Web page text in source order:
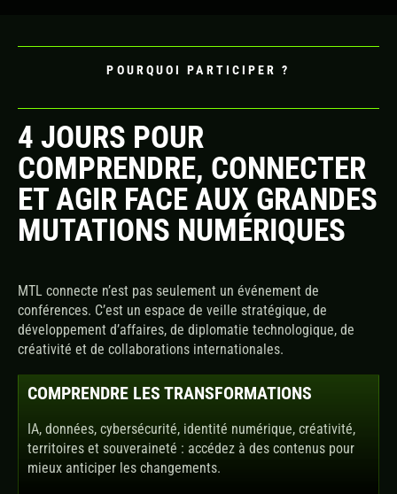
POURQUOI PARTICIPER ?
4 JOURS POUR
COMPRENDRE, CONNECTER
ET AGIR FACE AUX GRANDES
MUTATIONS NUMÉRIQUES
MTL connecte n’est pas seulement un événement de
conférences. C’est un espace de veille stratégique, de
développement d’affaires, de diplomatie technologique, de
créativité et de collaborations internationales.
COMPRENDRE LES TRANSFORMATIONS
IA, données, cybersécurité, identité numérique, créativité,
territoires et souveraineté : accédez à des contenus pour
mieux anticiper les changements.